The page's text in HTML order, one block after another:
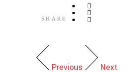
SHARE
Previous Next